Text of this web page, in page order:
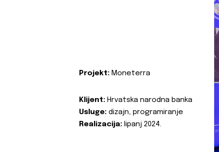
Projekt: Moneterra
Klijent: Hrvatska narodna banka
Usluge: dizajn, programiranje
Realizacija: lipanj 2024.